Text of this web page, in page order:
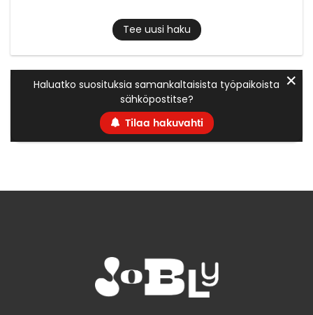
Tee uusi haku
Haluatko suosituksia samankaltaisista työpaikoista
sähköpostitse?
Tilaa hakuvahti
✕